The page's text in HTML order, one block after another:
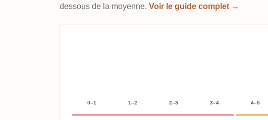
dessous de la moyenne. Voir le guide complet →
0–1 1–2 2–3 3–4 4–5